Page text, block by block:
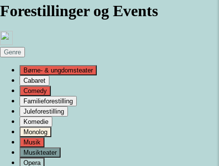
Forestillinger og Events
Genre
Børne- & ungdomsteater
Cabaret
Comedy
Familieforestilling
Juleforestilling
Komedie
Monolog
Musik
Musikteater
Opera